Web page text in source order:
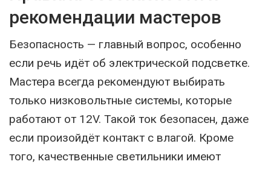
рекомендации мастеров
Безопасность — главный вопрос, особенно
если речь идёт об электрической подсветке.
Мастера всегда рекомендуют выбирать
только низковольтные системы, которые
работают от 12V. Такой ток безопасен, даже
если произойдёт контакт с влагой. Кроме
того, качественные светильники имеют